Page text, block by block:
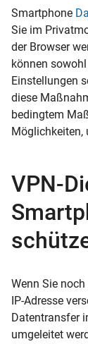
Smartphone
Sie im
der Browser
können
Einstellungen
diese
bedingtem
Möglichkeiten,
VPN-
Wenn Sie
IP-Adresse
Datentransfer
umgeleitet